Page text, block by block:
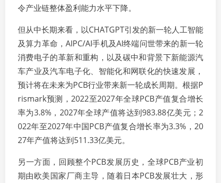
令产业链整体盈利能力水平下降。
但从中长期来看，以CHATGPT引发的新一轮人工智能
及算力革命，AIPC/AI手机及AI终端问世带来的新一轮
消费电子的革新和重构，以及碳中和背景下新能源汽
车产业及汽车电子化、智能化和网联化的快速发展，
预计将在未来为PCB行业带来新一轮成长周期。根据P
rismark预测，2022至2027年全球PCB产值复合增长
率为3.8%，2027年全球产值将达到983.88亿美元；2
022年至2027年中国PCB产值复合增长率为3.3%，20
27年产值将达到511.33亿美元。
另一方面，回顾整个PCB发展历史，全球PCB产业初
期由欧美国家厂商主导，随着日本PCB发展壮大，形